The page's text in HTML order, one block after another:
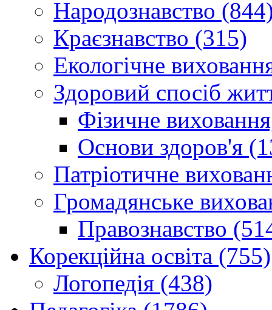
Народознавство
Краєзнавство (315)
Екологічне
Здоровий спосіб
Фізичне
Основи здоров'я
Патріотичне
Громадянське
Правознавство
Корекційна освіта (755)
Логопедія (438)